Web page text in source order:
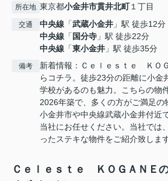
所在地 東京都小金井市貫井北町１丁目
交通 中央線 「武蔵小金井 」駅 徒歩12分
中央線 「 国分寺 」駅 徒歩22分
中央線 「東小金井 」駅 徒歩35分
備考
新着情報：Ｃｅｌｅｓｔｅ ＫＯ
らコチラ。徒歩23分の距離に小金
学校があるのも魅力。こちらの物
2026年築で、多くの方がご満足の
小金井市や中央線武蔵小金井付近
当社にお任せください。当社では
ったステキな物件をご紹介致します
Ｃｅｌｅｓｔｅ ＫＯＧＡＮＥ